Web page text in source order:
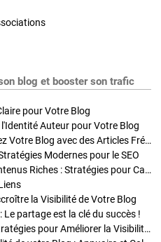
blog et booster son trafic
pour Votre Blog
Auteur pour Votre Blog
Stratégies de Publication : Boostez Votre Blog avec des Articles Fréquents et Exclusifs
Modernes pour le SEO
Enrichir Vos Articles avec des Contenus Riches : Stratégies pour Captiver et Optimiser
la Visibilité de Votre Blog
partage est la clé du succès !
Optimisation SEO des Articles : Stratégies pour Améliorer la Visibilité de Votre Blog